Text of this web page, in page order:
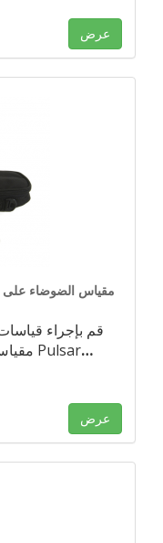
عرض
مقياس الضوضاء على
قم بإجراء
مقياس الضوضاء الرقمي من شركة Pulsar…
عرض